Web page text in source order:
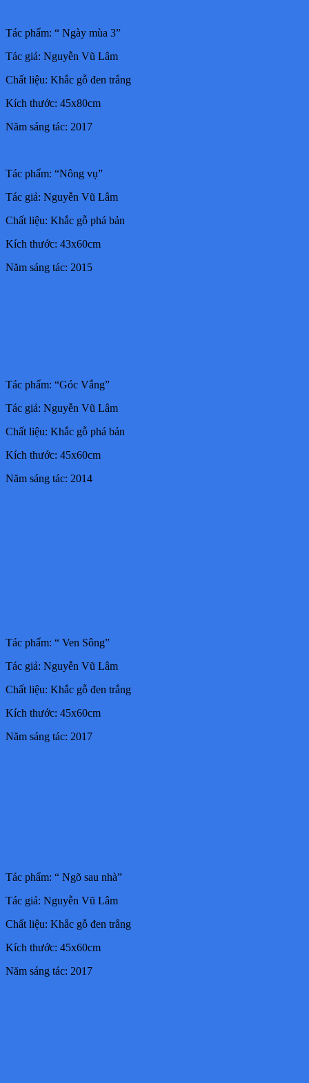
Tác phẩm: “ Ngày mùa 3”
Tác giả: Nguyễn Vũ Lâm
Chất liệu: Khắc gỗ đen trắng
Kích thước: 45x80cm
Năm sáng tác: 2017
Tác phẩm: “Nông vụ”
Tác giả: Nguyễn Vũ Lâm
Chất liệu: Khắc gỗ phá bản
Kích thước: 43x60cm
Năm sáng tác: 2015
Tác phẩm: “Góc Vắng”
Tác giả: Nguyễn Vũ Lâm
Chất liệu: Khắc gỗ phá bản
Kích thước: 45x60cm
Năm sáng tác: 2014
Tác phẩm: “ Ven Sông”
Tác giả: Nguyễn Vũ Lâm
Chất liệu: Khắc gỗ đen trắng
Kích thước: 45x60cm
Năm sáng tác: 2017
Tác phẩm: “ Ngõ sau nhà”
Tác giả: Nguyễn Vũ Lâm
Chất liệu: Khắc gỗ đen trắng
Kích thước: 45x60cm
Năm sáng tác: 2017